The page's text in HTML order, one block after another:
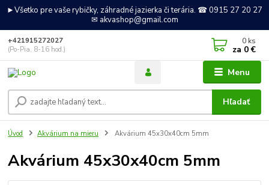
►Všetko pre vaše rybičky, záhradné jazierka či terária. ☎ 0915 27 20 27
✉ akvashop@gmail.com
Menu
Hľadať
+421915272027
(Po-Pia, 8-16 hod.)
0 ks
za 0 €
Úvod Akvárium na mieru Akvárium 45x30x40cm 5mm
Akvárium 45x30x40cm 5mm